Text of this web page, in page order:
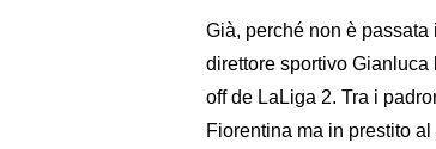
Già, perché non è
direttore sportivo Gianluca
off de LaLiga 2. Tra i
Fiorentina ma in prestito al